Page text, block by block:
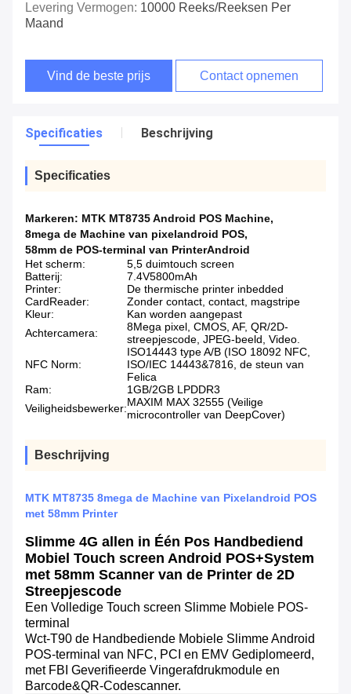
Levering Vermogen: 10000 Reeks/Reeksen Per
Maand
Vind de beste prijs Contact opnemen
Specificaties Beschrijving
Specificaties
Markeren: MTK MT8735 Android POS Machine,
8mega de Machine van pixelandroid POS,
58mm de POS-terminal van PrinterAndroid
Het scherm:
5,5 duimtouch screen
Batterij:
7.4V5800mAh
Printer:
De thermische printer inbedded
CardReader:
Zonder contact, contact, magstripe
Kleur:
Kan worden aangepast
Achtercamera:
8Mega pixel, CMOS, AF, QR/2D-
streepjescode, JPEG-beeld, Video.
NFC Norm:
ISO14443 type A/B (ISO 18092 NFC,
ISO/IEC 14443&7816, de steun van
Felica
Ram:
1GB/2GB LPDDR3
Veiligheidsbewerker:MAXIM MAX 32555 (Veilige
microcontroller van DeepCover)
Beschrijving
MTK MT8735 8mega de Machine van Pixelandroid POS
met 58mm Printer
Slimme 4G allen in Één Pos Handbediend
Mobiel Touch screen Android POS+System
met 58mm Scanner van de Printer de 2D
Streepjescode
Een Volledige Touch screen Slimme Mobiele POS-
terminal
Wct-T90 de Handbediende Mobiele Slimme Android
POS-terminal van NFC, PCI en EMV Gediplomeerd,
met FBI Geverifieerde Vingerafdrukmodule en
Barcode&QR-Codescanner.